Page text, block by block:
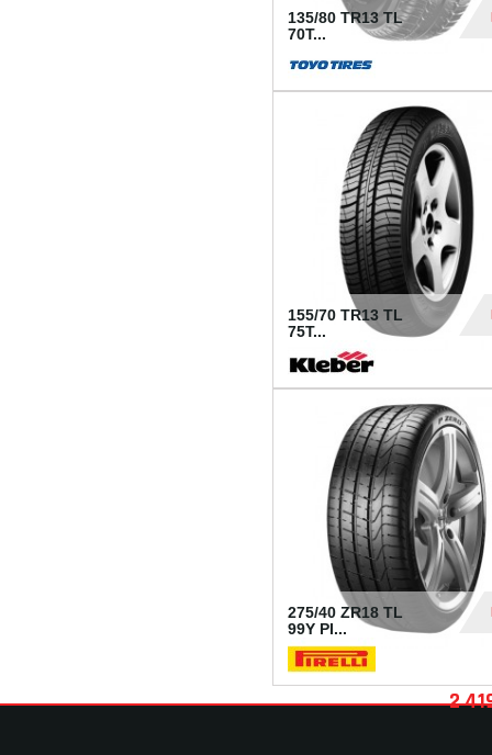
135/80 TR13 TL
70T...
155/70 TR13 TL
75T...
275/40 ZR18 TL
99Y PI...
2